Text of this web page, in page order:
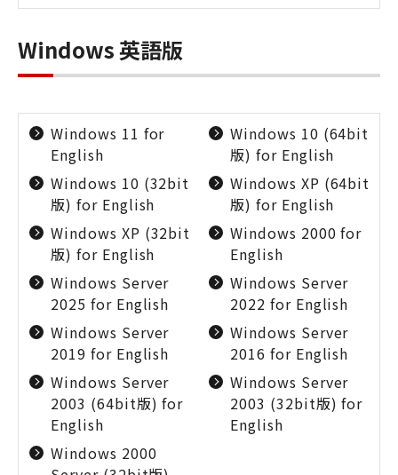
Windows 英語版
Windows 11 for
English
Windows 10 (64bit
版) for English
Windows 10 (32bit
版) for English
Windows XP (64bit
版) for English
Windows XP (32bit
版) for English
Windows 2000 for
English
Windows Server
2025 for English
Windows Server
2022 for English
Windows Server
2019 for English
Windows Server
2016 for English
Windows Server
2003 (64bit版) for
English
Windows Server
2003 (32bit版) for
English
Windows 2000